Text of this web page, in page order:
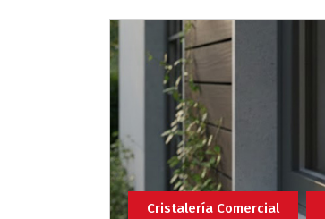
Cristalería Comercial